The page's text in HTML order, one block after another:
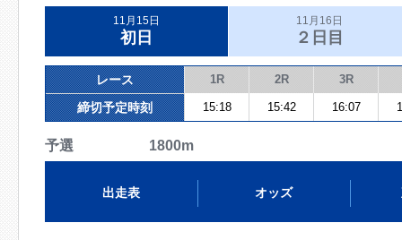
11月15日
初日
11月16日
２日目
レース 1R 2R 3R
締切予定時刻 15:18 15:42 16:07
予選 1800m
出走表 オッズ